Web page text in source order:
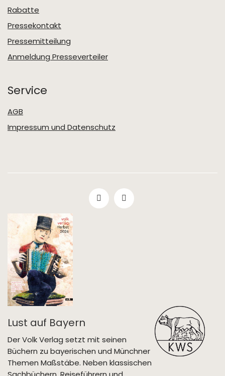
Rabatte
Pressekontakt
Pressemitteilung
Anmeldung Presseverteiler
Service
AGB
Impressum und Datenschutz
Lust auf Bayern
Der Volk Verlag setzt mit seinen
Büchern zu bayerischen und Münchner
Themen Maßstäbe. Neben klassischen